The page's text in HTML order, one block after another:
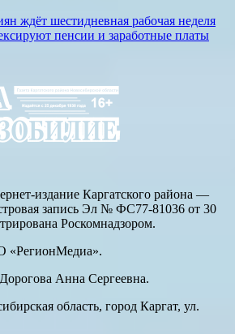
ждёт шестидневная рабочая неделя
пенсии и заработные платы
издание Каргатского района —
запись Эл № ФС77-81036 от 30
Роскомнадзором.
«РегионМедиа».
Анна Сергеевна.
область, город Каргат, ул.